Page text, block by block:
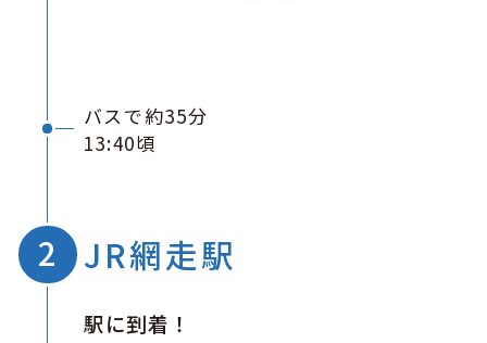
バスで約35分
13:40頃
JR網走駅
駅に到着！